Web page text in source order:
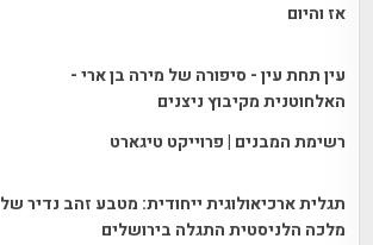
אז והיום
עין תחת עין - סיפורה של מירה בן ארי -
האלחוטנית מקיבוץ ניצנים
רשימת המבנים | פרוייקט טיגארט
תגלית ארכיאולוגית ייחודית: מטבע זהב נדיר של
מלכה הלניסטית התגלה בירושלים